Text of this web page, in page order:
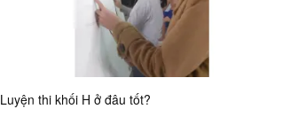
Luyện thi khối H ở đâu tốt?